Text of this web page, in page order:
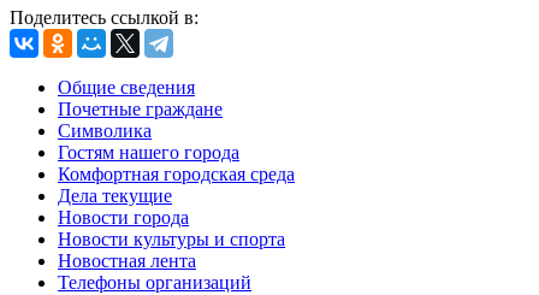
Поделитесь ссылкой в:
Общие сведения
Почетные граждане
Символика
Гостям нашего города
Комфортная городская среда
Дела текущие
Новости города
Новости культуры и спорта
Новостная лента
Телефоны организаций